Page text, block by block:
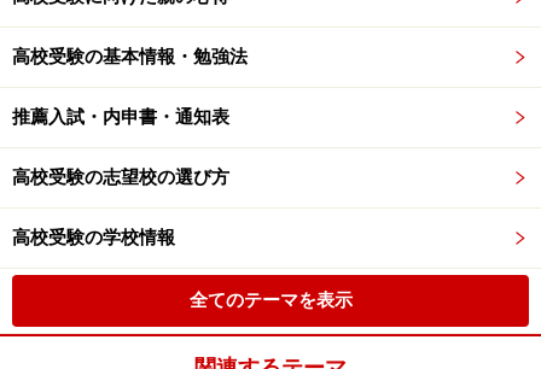
高校受験の基本情報・勉強法
推薦入試・内申書・通知表
高校受験の志望校の選び方
高校受験の学校情報
全てのテーマを表示